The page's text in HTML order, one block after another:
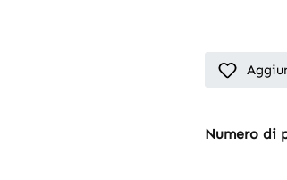
Numero di